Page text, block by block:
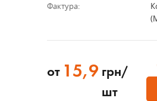
Фактура:
от 15,9 грн/
шт